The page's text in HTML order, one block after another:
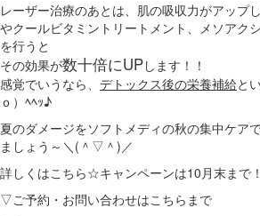
レーザー治療のあとは、肌の吸収力がアップ
やクールビタミントリートメント、メソアク
を行うと
その効果が数十倍にUPします！！
感覚でいうなら、 デトックス後の栄養補給と
ｏ）ﾍﾍｯ♪
夏のダメージをソフトメディの秋の集中ケア
ましょう～＼(＾▽＾)／
詳しくはこちら☆キャンペーンは10月末まで！
▽ご予約・お問い合わせはこちらまで